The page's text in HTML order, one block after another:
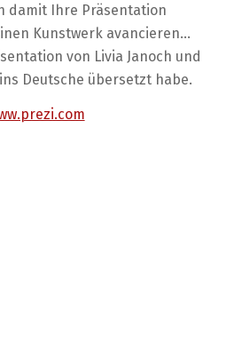
damit Ihre Präsentation
Kunstwerk avancieren…
von Livia Janoch und
Deutsche übersetzt habe.